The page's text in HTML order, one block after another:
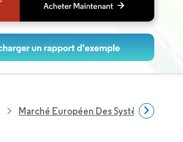
Marché Européen Des Systèmes De